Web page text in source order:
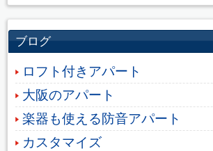
ブログ
ロフト付きアパート
大阪のアパート
楽器も使える防音アパート
カスタマイズ